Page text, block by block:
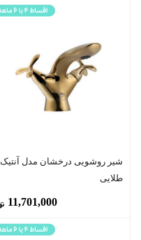
شیر روشویی درخشان مدل آنتیک
طلایی
11,701,000